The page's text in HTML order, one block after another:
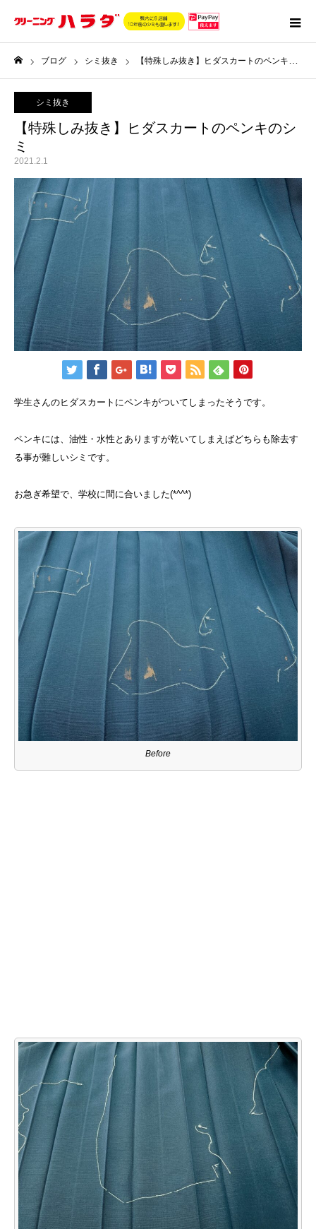
ブログ シミ抜き 【特殊しみ抜き】ヒダスカートのペンキのシミ
シミ抜き
【特殊しみ抜き】ヒダスカートのペンキのシ
ミ
2021.2.1
学生さんのヒダスカートにペンキがついてしまったそうです。
ペンキには、油性・水性とありますが乾いてしまえばどちらも除去す
る事が難しいシミです。
お急ぎ希望で、学校に間に合いました(*^^*)
Before